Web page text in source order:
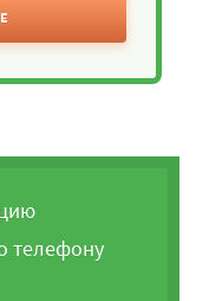
телефону